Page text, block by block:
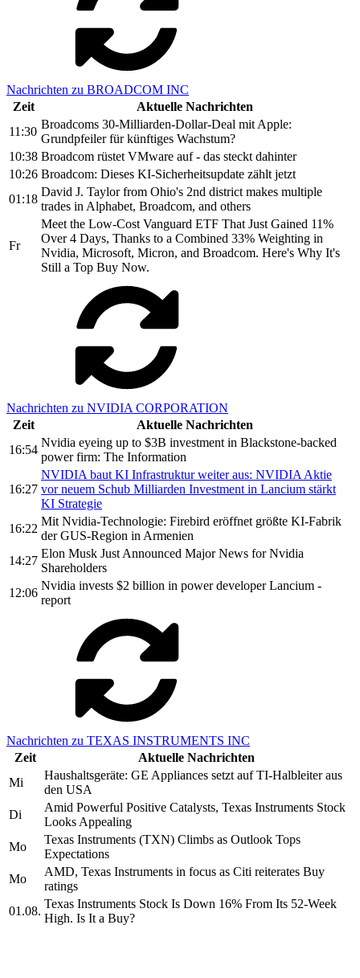
Nachrichten zu BROADCOM INC
Zeit
Aktuelle Nachrichten
11:30
Broadcoms 30-Milliarden-Dollar-Deal mit Apple:
Grundpfeiler für künftiges Wachstum?
10:38 Broadcom rüstet VMware auf - das steckt dahinter
10:26 Broadcom: Dieses KI-Sicherheitsupdate zählt jetzt
01:18
David J. Taylor from Ohio's 2nd district makes multiple
trades in Alphabet, Broadcom, and others
Fr
Meet the Low-Cost Vanguard ETF That Just Gained 11%
Over 4 Days, Thanks to a Combined 33% Weighting in
Nvidia, Microsoft, Micron, and Broadcom. Here's Why It's
Still a Top Buy Now.
Nachrichten zu NVIDIA CORPORATION
Zeit
Aktuelle Nachrichten
16:54
Nvidia eyeing up to $3B investment in Blackstone-backed
power firm: The Information
16:27
NVIDIA baut KI Infrastruktur weiter aus: NVIDIA Aktie
vor neuem Schub Milliarden Investment in Lancium stärkt
KI Strategie
16:22
Mit Nvidia-Technologie: Firebird eröffnet größte KI-Fabrik
der GUS-Region in Armenien
14:27
Elon Musk Just Announced Major News for Nvidia
Shareholders
12:06
Nvidia invests $2 billion in power developer Lancium -
report
Nachrichten zu TEXAS INSTRUMENTS INC
Zeit
Aktuelle Nachrichten
Mi
Haushaltsgeräte: GE Appliances setzt auf TI-Halbleiter aus
den USA
Di
Amid Powerful Positive Catalysts, Texas Instruments Stock
Looks Appealing
Mo
Texas Instruments (TXN) Climbs as Outlook Tops
Expectations
Mo
AMD, Texas Instruments in focus as Citi reiterates Buy
ratings
01.08.
Texas Instruments Stock Is Down 16% From Its 52-Week
High. Is It a Buy?